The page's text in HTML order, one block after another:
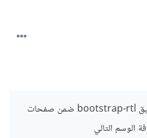
تأكد من إدراج الربط لملف تنسيق bootstrap-rtl ضمن صفحات